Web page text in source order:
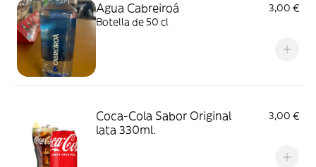
Agua Cabreiroá
3,00 €
Botella de 50 cl
Coca-Cola Sabor Original
lata 330ml.
3,00 €